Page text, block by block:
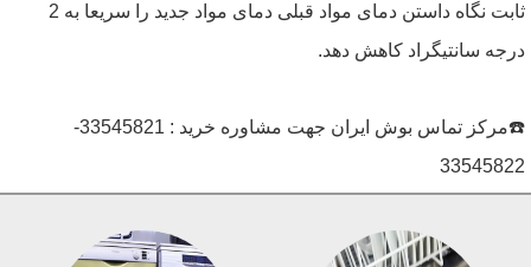
ثابت نگاه داستن دمای مواد قبلی دمای مواد جدید را سریعا به 2
درجه سانتیگراد کاهش دهد.
☎️مرکز تماس بوش ایران جهت مشاوره خرید : 33545821-
33545822